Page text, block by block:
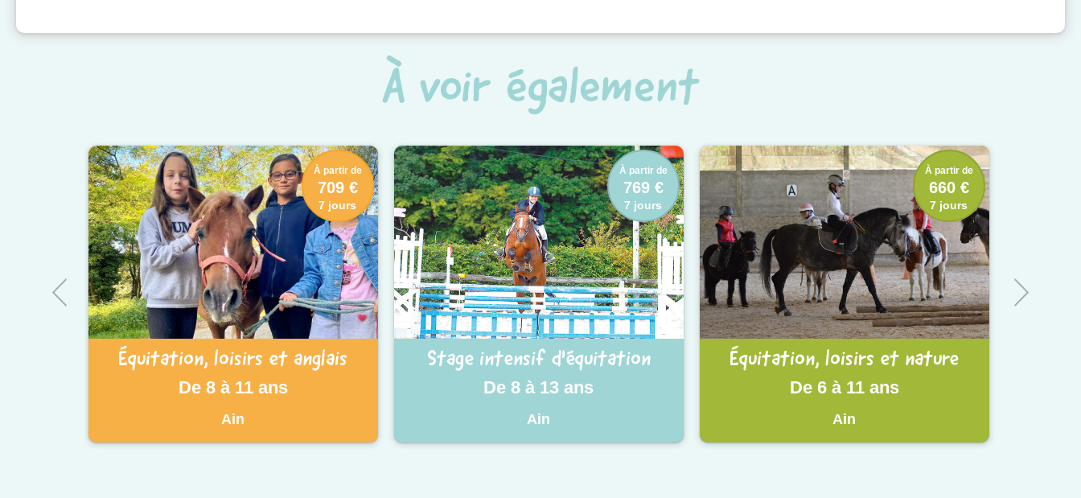
À voir également
Équitation, loisirs et anglais
De 8 à 11 ans
Ain
À partir de
709 €
7 jours
Stage intensif d'équitation
De 8 à 13 ans
Ain
À partir de
769 €
7 jours
Équitation, loisirs et nature
De 6 à 11 ans
Ain
À partir de
660 €
7 jours